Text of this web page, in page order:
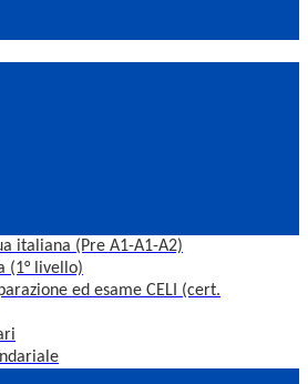
italiana (Pre A1-A1-A2)
(1° livello)
ed esame CELI (cert.